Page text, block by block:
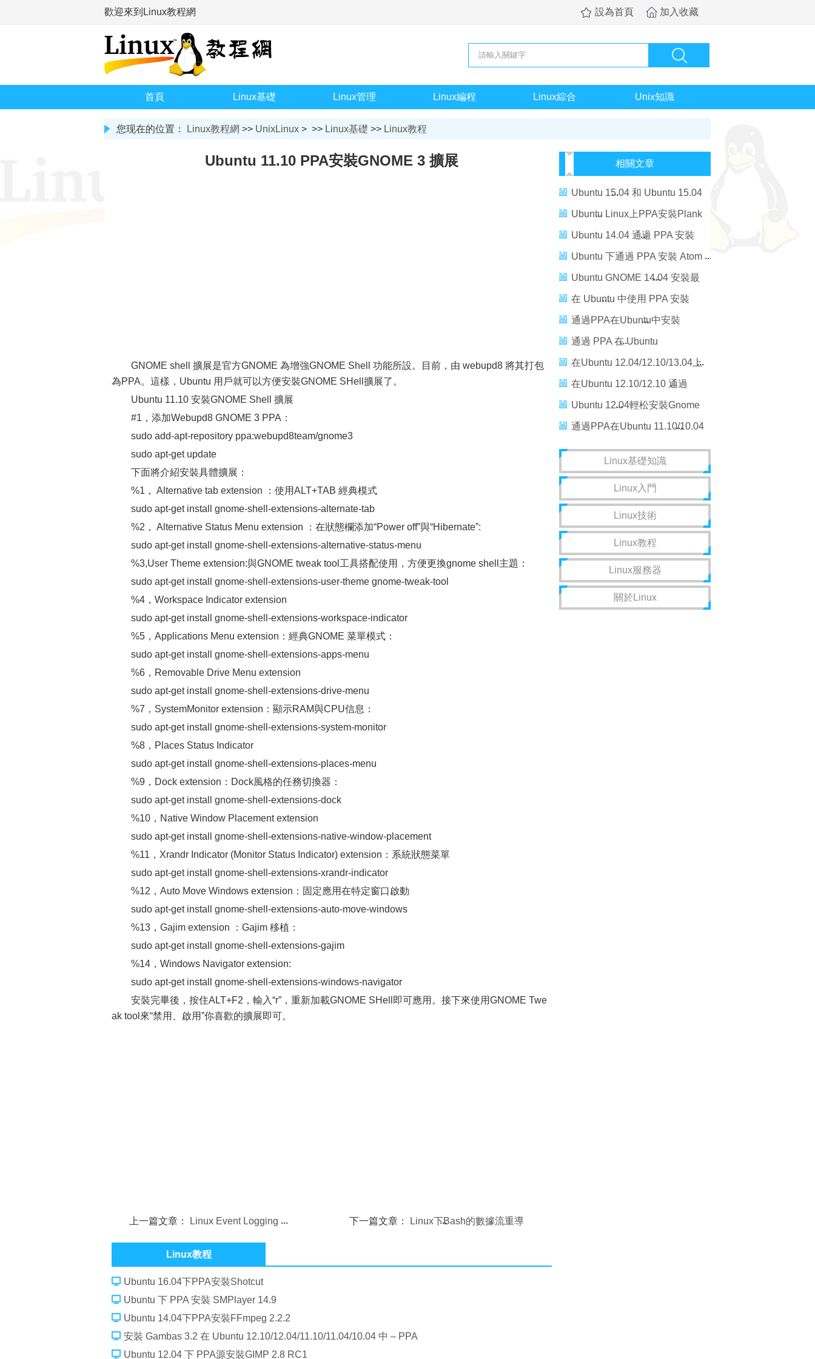
歡迎來到Linux教程網 設為首頁 加入收藏
首頁 Linux基礎 Linux管理 Linux編程 Linux綜合 Unix知識
您现在的位置： Linux教程網 >> UnixLinux > >> Linux基礎 >> Linux教程
Ubuntu 11.10 PPA安裝GNOME 3 擴展
GNOME shell 擴展是官方GNOME 為增強GNOME Shell 功能所設。目前，由 webupd8 將其打包
為PPA。這樣，Ubuntu 用戶就可以方便安裝GNOME SHell擴展了。
Ubuntu 11.10 安裝GNOME Shell 擴展
#1，添加Webupd8 GNOME 3 PPA：
sudo add-apt-repository ppa:webupd8team/gnome3
sudo apt-get update
下面將介紹安裝具體擴展：
%1， Alternative tab extension ：使用ALT+TAB 經典模式
sudo apt-get install gnome-shell-extensions-alternate-tab
%2， Alternative Status Menu extension ：在狀態欄添加“Power off”與“Hibernate”:
sudo apt-get install gnome-shell-extensions-alternative-status-menu
%3,User Theme extension:與GNOME tweak tool工具搭配使用，方便更換gnome shell主題：
sudo apt-get install gnome-shell-extensions-user-theme gnome-tweak-tool
%4，Workspace Indicator extension
sudo apt-get install gnome-shell-extensions-workspace-indicator
%5，Applications Menu extension：經典GNOME 菜單模式：
sudo apt-get install gnome-shell-extensions-apps-menu
%6，Removable Drive Menu extension
sudo apt-get install gnome-shell-extensions-drive-menu
%7，SystemMonitor extension：顯示RAM與CPU信息：
sudo apt-get install gnome-shell-extensions-system-monitor
%8，Places Status Indicator
sudo apt-get install gnome-shell-extensions-places-menu
%9，Dock extension：Dock風格的任務切換器：
sudo apt-get install gnome-shell-extensions-dock
%10，Native Window Placement extension
sudo apt-get install gnome-shell-extensions-native-window-placement
%11，Xrandr Indicator (Monitor Status Indicator) extension：系統狀態菜單
sudo apt-get install gnome-shell-extensions-xrandr-indicator
%12，Auto Move Windows extension：固定應用在特定窗口啟動
sudo apt-get install gnome-shell-extensions-auto-move-windows
%13，Gajim extension ：Gajim 移植：
sudo apt-get install gnome-shell-extensions-gajim
%14，Windows Navigator extension:
sudo apt-get install gnome-shell-extensions-windows-navigator
安裝完畢後，按住ALT+F2，輸入“r”，重新加載GNOME SHell即可應用。接下來使用GNOME Twe
ak tool來“禁用、啟用”你喜歡的擴展即可。
上一篇文章： Linux Event Logging 下一篇文章：
Linux下Bash的數據流重導
Linux教程
Ubuntu 16.04下PPA安裝Shotcut
Ubuntu 下 PPA 安裝 SMPlayer 14.9
Ubuntu 14.04下PPA安裝FFmpeg 2.2.2
安裝 Gambas 3.2 在 Ubuntu 12.10/12.04/11.10/11.04/10.04 中 – PPA
Ubuntu 12.04 下 PPA源安裝GIMP 2.8 RC1
相關文章
Ubuntu 15.04 和 Ubuntu 15.04
GNOME 上輕松安裝試用
Wayland
Ubuntu Linux上PPA安裝Plank
0.8.0
Ubuntu 14.04 通過 PPA 安裝
FileZilla 3.9.0.3
Ubuntu 下通過 PPA 安裝 Atom
Ubuntu GNOME 14.04 安裝最
新版 GNOME 3.12
在 Ubuntu 中使用 PPA 安裝
Java 8
通過PPA在Ubuntu中安裝
qBittorrent 3.1.0
通過 PPA 在 Ubuntu
13.10/13.04/12.04/12.10 上安
裝 Appgrid
在Ubuntu 12.04/12.10/13.04上
通過PPA安裝 LibreOffice 4.0
在Ubuntu 12.10/12.10 通過
PPA 安裝 JDiskReport
Ubuntu 12.04輕松安裝Gnome
Shell擴展
通過PPA在Ubuntu 11.10/10.04
上安裝 LibreOffice 3.5.0
Linux基礎知識
Linux入門
Linux技術
Linux教程
Linux服務器
關於Linux